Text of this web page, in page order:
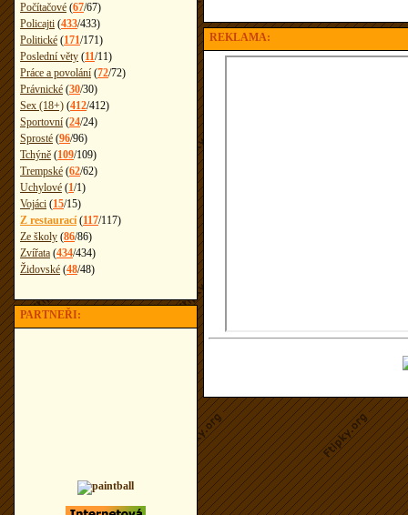
Počítačové (67/67)
Policajti (433/433)
Politické (171/171)
Poslední věty (11/11)
Práce a povolání (72/72)
Právnické (30/30)
Sex (18+) (412/412)
Sportovní (24/24)
Sprosté (96/96)
Tchýně (109/109)
Trempské (62/62)
Uchylové (1/1)
Vojáci (15/15)
Z restaurací(117/117)
Ze školy (86/86)
Zvířata (434/434)
Židovské (48/48)
PARTNEŘI:
REKLAMA: